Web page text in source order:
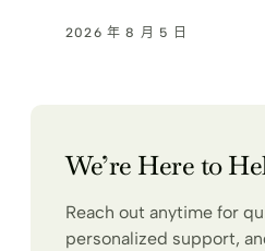
2026 年 8 月 5 日
We’re Here to
Reach out anytime for
personalized support,